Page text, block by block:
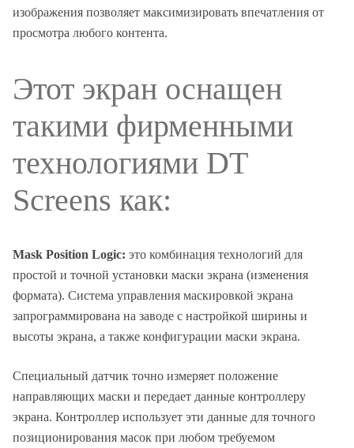
изображения позволяет максимизировать впечатления от
просмотра любого контента.
Этот экран оснащен
такими фирменными
технологиями DT
Screens как:
Mask Position Logic: это комбинация технологий для
простой и точной установки маски экрана (изменения
формата). Система управления маскировкой экрана
запрограммирована на заводе с настройкой ширины и
высоты экрана, а также конфигурации маски экрана.
Специальный датчик точно измеряет положение
направляющих маски и передает данные контроллеру
экрана. Контроллер использует эти данные для точного
позиционирования масок при любом требуемом